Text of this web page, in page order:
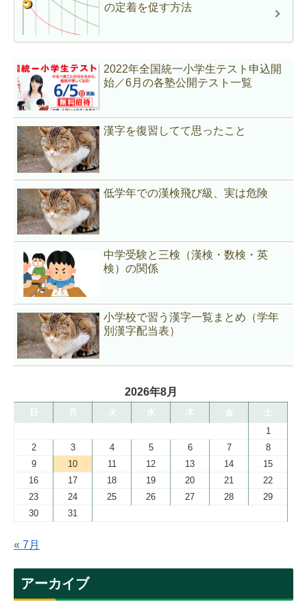
の定着を促す方法
2022年全国統一小学生テスト申込開
始／6月の各塾公開テスト一覧
漢字を復習してて思ったこと
低学年での漢検飛び級、実は危険
中学受験と三検（漢検・数検・英
検）の関係
小学校で習う漢字一覧まとめ（学年
別漢字配当表）
2026年8月
日 月 火 水 木 金
土
1
2
3 4 5 6 7
8
9
10 11 12 13 14
15
16
17 18 19 20 21
22
23
24 25 26 27 28
29
30
31
« 7月
アーカイブ